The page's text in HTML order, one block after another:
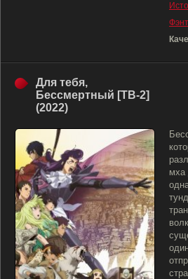
Для тебя,
Бессмертный [ТВ-2]
(2022)
мха